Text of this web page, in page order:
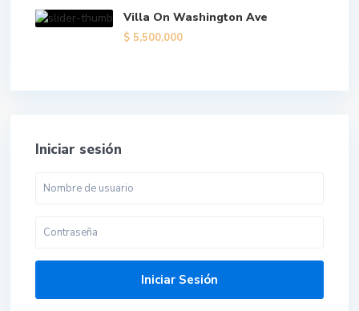
Villa On Washington Ave
$ 5,500,000
Iniciar sesión
Iniciar Sesión